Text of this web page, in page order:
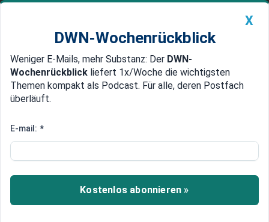
Newsticker MEIN DWN: Geldanlage Premium
Edelmetalle DWN-Magazin China
Tante Enso greift bei Tegut zu
Das Bundeskartellamt hat grünes Licht gegeben.
X
DWN-Wochenrückblick
Weniger E-Mails, mehr Substanz: Der DWN-
Wochenrückblick liefert 1x/Woche die wichtigsten
Themen kompakt als Podcast. Für alle, deren Postfach
überläuft.
E-mail: *
Kostenlos abonnieren »